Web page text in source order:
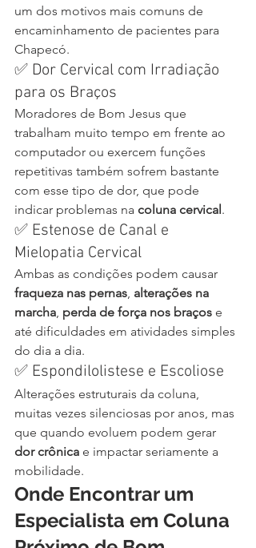
um dos motivos mais comuns de
encaminhamento de pacientes para
Chapecó.
✅ Dor Cervical com Irradiação
para os Braços
Moradores de Bom Jesus que
trabalham muito tempo em frente ao
computador ou exercem funções
repetitivas também sofrem bastante
com esse tipo de dor, que pode
indicar problemas na coluna cervical.
✅ Estenose de Canal e
Mielopatia Cervical
Ambas as condições podem causar
fraqueza nas pernas alterações na
marcha perda de força nos braços e
até dificuldades em atividades simples
do dia a dia.
✅ Espondilolistese e Escoliose
Alterações estruturais da coluna,
muitas vezes silenciosas por anos, mas
que quando evoluem podem gerar
dor crônica e impactar seriamente a
mobilidade.
Onde Encontrar um
Especialista em Coluna